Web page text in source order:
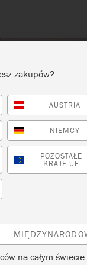
FARBA
zakupów?
AUSTRIA
NIEMCY
POZOSTAŁE
KRAJE UE
na całym świecie.